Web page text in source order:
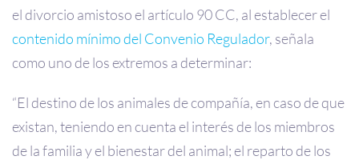
el divorcio amistoso el artículo 90 CC, al establecer el
contenido mínimo del Convenio Regulador, señala
como uno de los extremos a determinar:
“El destino de los animales de compañía, en caso de que
existan, teniendo en cuenta el interés de los miembros
de la familia y el bienestar del animal; el reparto de los